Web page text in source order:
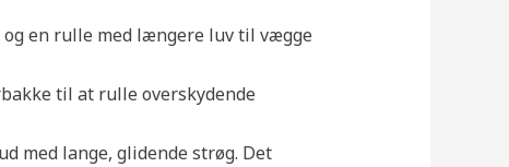
en rulle med længere luv til vægge
til at rulle overskydende
med lange, glidende strøg. Det